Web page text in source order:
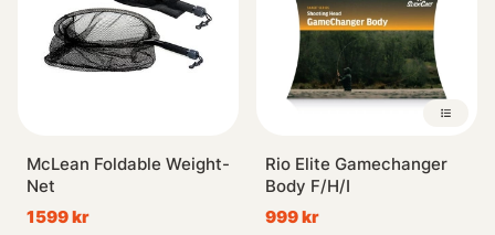
McLean Foldable Weight-
Net
1599 kr
Rio Elite Gamechanger
Body F/H/I
999 kr